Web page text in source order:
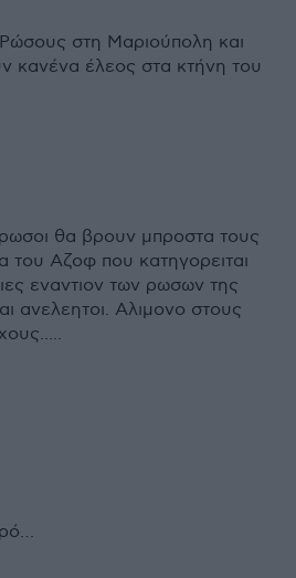
στη Μαριούπολη και
κανένα έλεος στα κτήνη του
θα βρουν μπροστα τους
του Αζοφ που κατηγορειται
εναντιον των ρωσων της
ανελεητοι. Αλιμονο στους